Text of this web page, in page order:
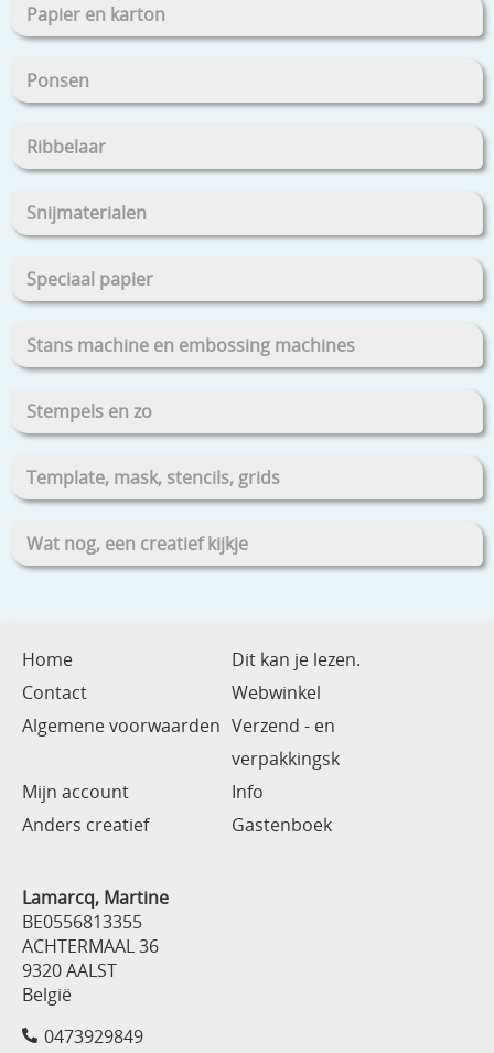
Papier en karton
Ponsen
Ribbelaar
Snijmaterialen
Speciaal papier
Stans machine en embossing machines
Stempels en zo
Template, mask, stencils, grids
Wat nog, een creatief kijkje
Home
Dit kan je lezen.
Contact
Webwinkel
Algemene voorwaarden Verzend - en
verpakkingsk
Mijn account
Info
Anders creatief
Gastenboek
Lamarcq, Martine
BE0556813355
ACHTERMAAL 36
9320 AALST
België
0473929849